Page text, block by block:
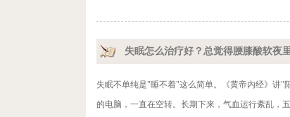
失眠怎么治疗好？总觉得腰膝酸软夜
失眠不单纯是"睡不着"这么简单。《黄帝内经》讲"
的电脑，一直在空转。长期下来，气血运行紊乱，